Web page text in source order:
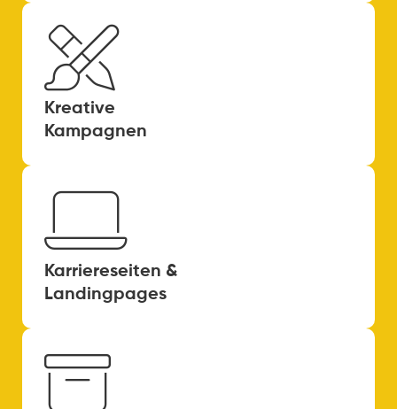
Kreative
Kampagnen
Karriereseiten &
Landingpages